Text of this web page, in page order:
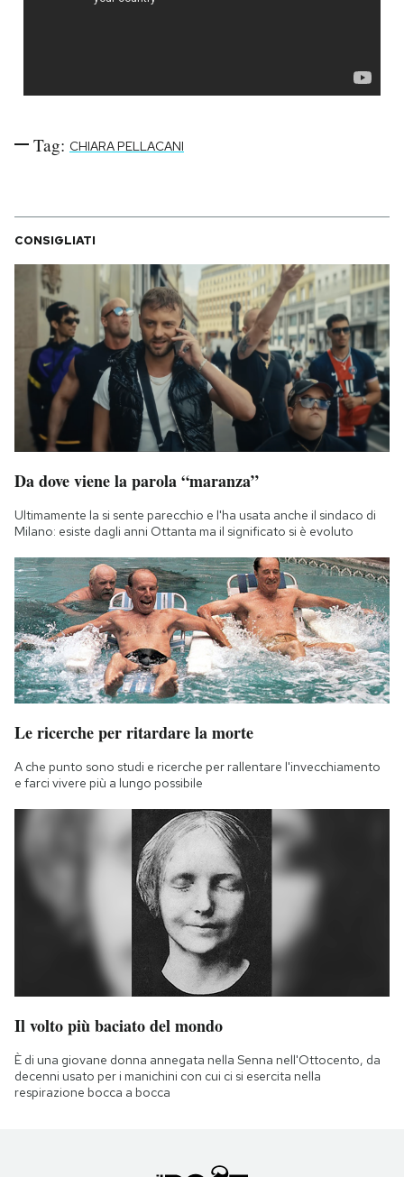
Tag: CHIARA PELLACANI
CONSIGLIATI
Da dove viene la parola “maranza”
Ultimamente la si sente parecchio e l'ha usata anche il sindaco di
Milano: esiste dagli anni Ottanta ma il significato si è evoluto
Le ricerche per ritardare la morte
A che punto sono studi e ricerche per rallentare l'invecchiamento
e farci vivere più a lungo possibile
Il volto più baciato del mondo
È di una giovane donna annegata nella Senna nell'Ottocento, da
decenni usato per i manichini con cui ci si esercita nella
respirazione bocca a bocca